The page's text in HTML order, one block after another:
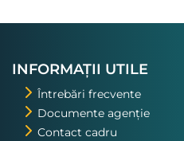
excursiile pe care o voi repeta!
INFORMAȚII UTILE
Întrebări frecvente
Documente agenție
Contact cadru